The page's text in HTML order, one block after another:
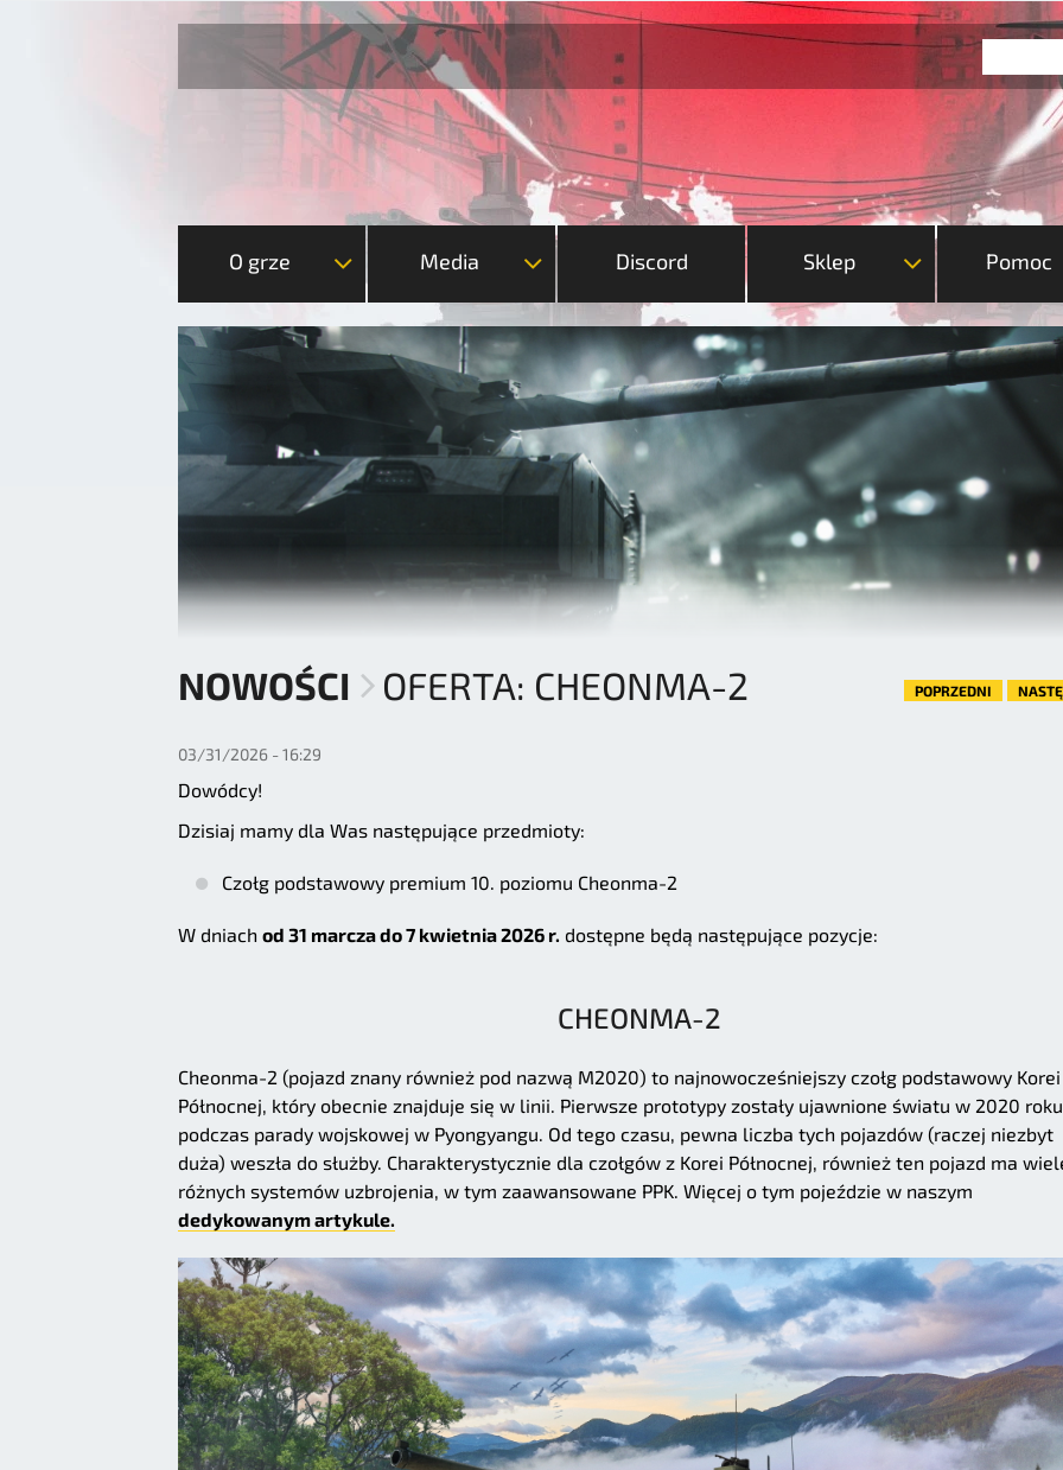
O grze Media Discord Sklep Pomoc
NOWOŚCI OFERTA: CHEONMA-2 POPRZEDNI
03/31/2026 - 16:29
Dowódcy!
Dzisiaj mamy dla Was następujące przedmioty:
Czołg podstawowy premium 10. poziomu Cheonma-2
W dniach od 31 marcza do 7 kwietnia 2026 r. dostępne będą następujące pozycje:
CHEONMA-2
Cheonma-2 (pojazd znany również pod nazwą M2020) to najnowocześniejszy czołg podstawowy Korei
Północnej, który obecnie znajduje się w linii. Pierwsze prototypy zostały ujawnione światu w 2020 roku
podczas parady wojskowej w Pyongyangu. Od tego czasu, pewna liczba tych pojazdów (raczej niezbyt
duża) weszła do służby. Charakterystycznie dla czołgów z Korei Północnej, również ten pojazd ma
różnych systemów uzbrojenia, w tym zaawansowane PPK. Więcej o tym pojeździe w naszym
dedykowanym artykule.